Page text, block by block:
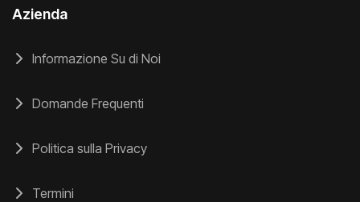
Azienda
Informazione Su di Noi
Domande Frequenti
Politica sulla Privacy
Termini